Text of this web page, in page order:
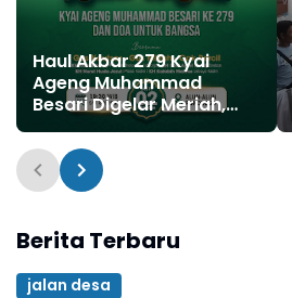
Haul Akbar 279 Kyai
Ageng Muhammad
Besari Digelar Meriah,
Ponorogo Siap Diselimuti
Doa dan Kebersamaan
Berita Terbaru
jalan desa